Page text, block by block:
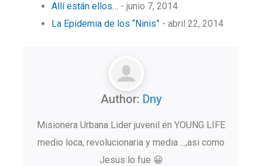
Allí están ellos… - junio 7, 2014
La Epidemia de los “Ninis” - abril 22, 2014
Author: Dny
Misionera Urbana Lider juvenil en YOUNG LIFE
medio loca, revolucionaria y media ...,asi como
Jesus lo fue 😀